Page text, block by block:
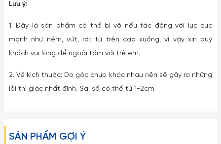
Lưu ý:
1. Đây là sản phẩm có thể bị vỡ nếu tác động với lực cực
mạnh như ném, vứt, rớt từ trên cao xuống, vì vậy xin quý
khách vui lòng để ngoài tầm với trẻ em.
2. Về kích thước: Do góc chụp khác nhau nên sẽ gây ra những
lỗi thị giác nhất định. Sai số có thể từ 1-2cm
SẢN PHẨM GỢI Ý